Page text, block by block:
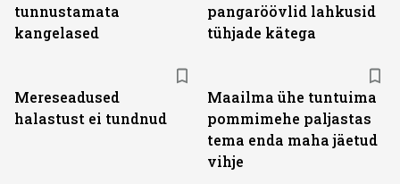
tunnustamata
kangelased
pangaröövlid lahkusid
tühjade kätega
Mereseadused
halastust ei tundnud
Maailma ühe tuntuima
pommimehe paljastas
tema enda maha jäetud
vihje